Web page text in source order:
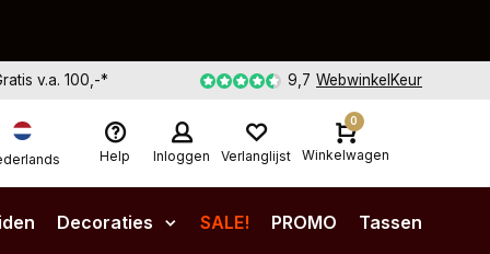
v.a. 100,-* 9,7 WebwinkelKeur
Help Inloggen Verlanglijst
0
Winkelwagen
Decoraties SALE! PROMO Tassen